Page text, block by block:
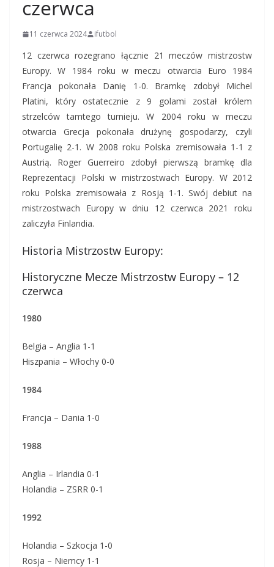
czerwca
11 czerwca 2024 ifutbol
12 czerwca rozegrano łącznie 21 meczów mistrzostw
Europy. W 1984 roku w meczu otwarcia Euro 1984
Francja pokonała Danię 1-0. Bramkę zdobył Michel
Platini, który ostatecznie z 9 golami został królem
strzelców tamtego turnieju. W 2004 roku w meczu
otwarcia Grecja pokonała drużynę gospodarzy, czyli
Portugalię 2-1. W 2008 roku Polska zremisowała 1-1 z
Austrią. Roger Guerreiro zdobył pierwszą bramkę dla
Reprezentacji Polski w mistrzostwach Europy. W 2012
roku Polska zremisowała z Rosją 1-1. Swój debiut na
mistrzostwach Europy w dniu 12 czerwca 2021 roku
zaliczyła Finlandia.
Historia Mistrzostw Europy:
Historyczne Mecze Mistrzostw Europy – 12
czerwca
1980
Belgia – Anglia 1-1
Hiszpania – Włochy 0-0
1984
Francja – Dania 1-0
1988
Anglia – Irlandia 0-1
Holandia – ZSRR 0-1
1992
Holandia – Szkocja 1-0
Rosja – Niemcy 1-1